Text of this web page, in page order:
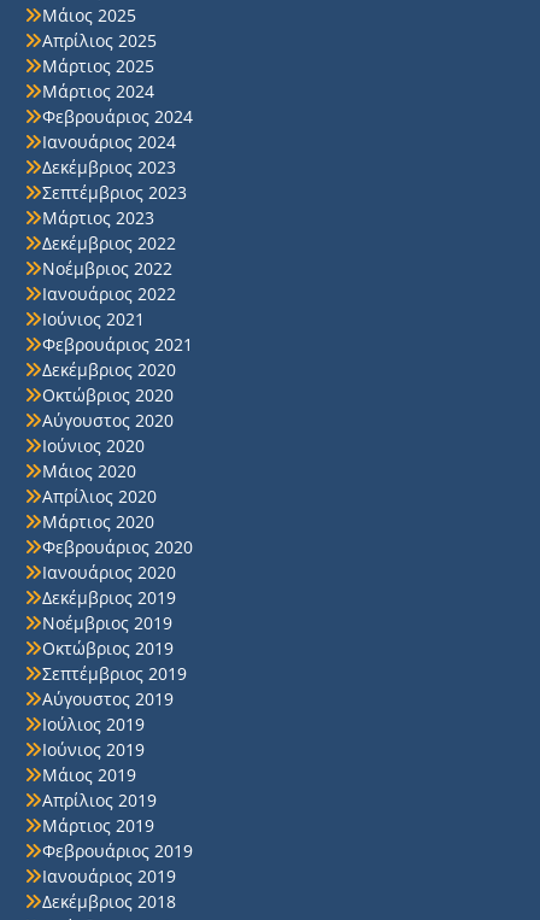
Μάιος 2025
Απρίλιος 2025
Μάρτιος 2025
Μάρτιος 2024
Φεβρουάριος 2024
Ιανουάριος 2024
Δεκέμβριος 2023
Σεπτέμβριος 2023
Μάρτιος 2023
Δεκέμβριος 2022
Νοέμβριος 2022
Ιανουάριος 2022
Ιούνιος 2021
Φεβρουάριος 2021
Δεκέμβριος 2020
Οκτώβριος 2020
Αύγουστος 2020
Ιούνιος 2020
Μάιος 2020
Απρίλιος 2020
Μάρτιος 2020
Φεβρουάριος 2020
Ιανουάριος 2020
Δεκέμβριος 2019
Νοέμβριος 2019
Οκτώβριος 2019
Σεπτέμβριος 2019
Αύγουστος 2019
Ιούλιος 2019
Ιούνιος 2019
Μάιος 2019
Απρίλιος 2019
Μάρτιος 2019
Φεβρουάριος 2019
Ιανουάριος 2019
Δεκέμβριος 2018